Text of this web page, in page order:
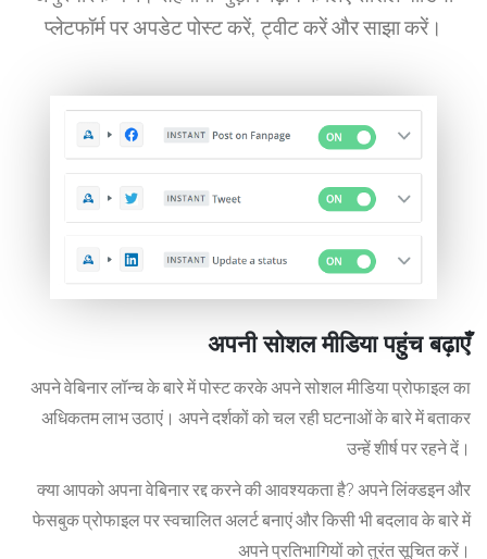
प्लेटफॉर्म पर अपडेट पोस्ट करें, ट्वीट करें और साझा करें।
अपनी सोशल मीडिया पहुंच बढ़ाएँ
अपने वेबिनार लॉन्च के बारे में पोस्ट करके अपने सोशल मीडिया प्रोफाइल का
अधिकतम लाभ उठाएं। अपने दर्शकों को चल रही घटनाओं के बारे में बताकर
उन्हें शीर्ष पर रहने दें।
क्या आपको अपना वेबिनार रद्द करने की आवश्यकता है? अपने लिंक्डइन और
फेसबुक प्रोफाइल पर स्वचालित अलर्ट बनाएं और किसी भी बदलाव के बारे में
अपने प्रतिभागियों को तुरंत सूचित करें।